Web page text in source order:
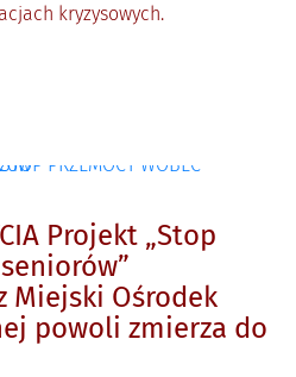
kryzysowych.
Projekt „Stop
Miejski Ośrodek
powoli zmierza do